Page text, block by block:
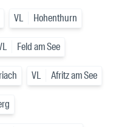
VL Hohenthurn
Feld am See
VL Afritz am See